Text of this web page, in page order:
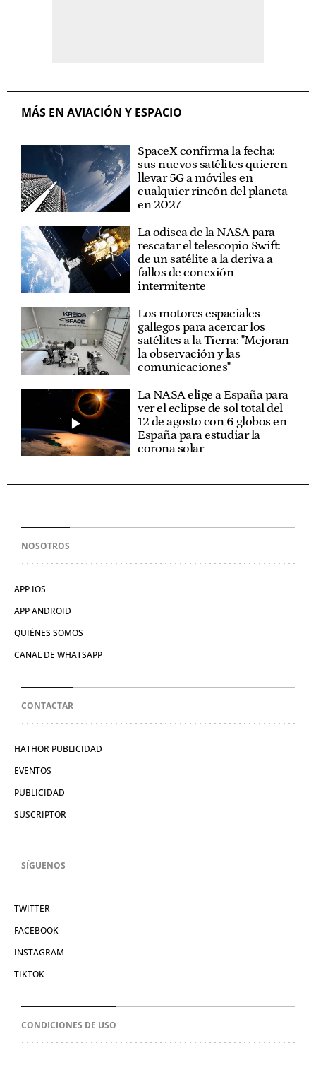
MÁS EN AVIACIÓN Y ESPACIO
SpaceX confirma la fecha:
sus nuevos satélites quieren
llevar 5G a móviles en
cualquier rincón del planeta
en 2027
La odisea de la NASA para
rescatar el telescopio Swift:
de un satélite a la deriva a
fallos de conexión
intermitente
Los motores espaciales
gallegos para acercar los
satélites a la Tierra: "Mejoran
la observación y las
comunicaciones"
La NASA elige a España para
ver el eclipse de sol total del
12 de agosto con 6 globos en
España para estudiar la
corona solar
NOSOTROS
APP IOS
APP ANDROID
QUIÉNES SOMOS
CANAL DE WHATSAPP
CONTACTAR
HATHOR PUBLICIDAD
EVENTOS
PUBLICIDAD
SUSCRIPTOR
SÍGUENOS
TWITTER
FACEBOOK
INSTAGRAM
TIKTOK
CONDICIONES DE USO